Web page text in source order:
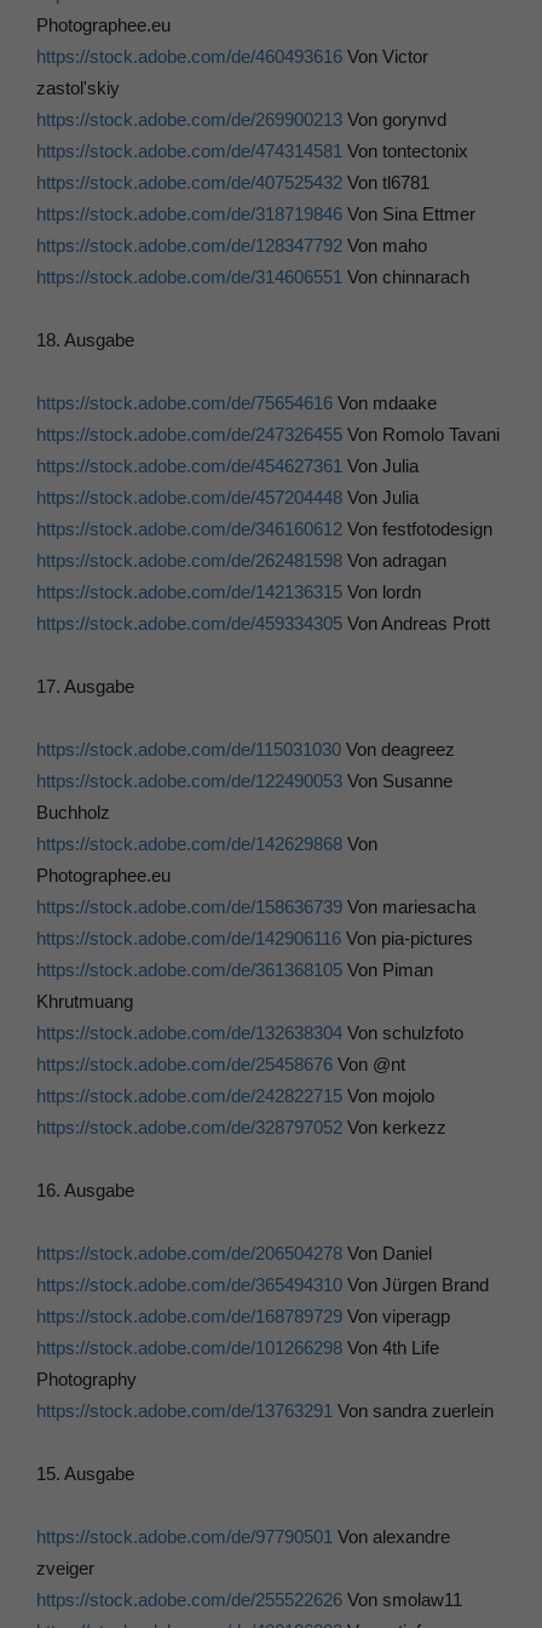
Photographee.eu
https://stock.adobe.com/de/460493616 Von Victor
zastol'skiy
https://stock.adobe.com/de/269900213 Von gorynvd
https://stock.adobe.com/de/474314581 Von tontectonix
https://stock.adobe.com/de/407525432 Von tl6781
https://stock.adobe.com/de/318719846 Von Sina Ettmer
https://stock.adobe.com/de/128347792 Von maho
https://stock.adobe.com/de/314606551 Von chinnarach
18. Ausgabe
https://stock.adobe.com/de/75654616 Von mdaake
https://stock.adobe.com/de/247326455 Von Romolo Tavani
https://stock.adobe.com/de/454627361 Von Julia
https://stock.adobe.com/de/457204448 Von Julia
https://stock.adobe.com/de/346160612 Von festfotodesign
https://stock.adobe.com/de/262481598 Von adragan
https://stock.adobe.com/de/142136315 Von lordn
https://stock.adobe.com/de/459334305 Von Andreas Prott
17. Ausgabe
https://stock.adobe.com/de/115031030 Von deagreez
https://stock.adobe.com/de/122490053 Von Susanne
Buchholz
https://stock.adobe.com/de/142629868 Von
Photographee.eu
https://stock.adobe.com/de/158636739 Von mariesacha
https://stock.adobe.com/de/142906116 Von pia-pictures
https://stock.adobe.com/de/361368105 Von Piman
Khrutmuang
https://stock.adobe.com/de/132638304 Von schulzfoto
https://stock.adobe.com/de/25458676 Von @nt
https://stock.adobe.com/de/242822715 Von mojolo
https://stock.adobe.com/de/328797052 Von kerkezz
16. Ausgabe
https://stock.adobe.com/de/206504278 Von Daniel
https://stock.adobe.com/de/365494310 Von Jürgen Brand
https://stock.adobe.com/de/168789729 Von viperagp
https://stock.adobe.com/de/101266298 Von 4th Life
Photography
https://stock.adobe.com/de/13763291 Von sandra zuerlein
15. Ausgabe
https://stock.adobe.com/de/97790501 Von alexandre
zveiger
https://stock.adobe.com/de/255522626 Von smolaw11